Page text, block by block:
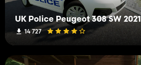
UK Police Peugeot 308 SW 2021
14 727